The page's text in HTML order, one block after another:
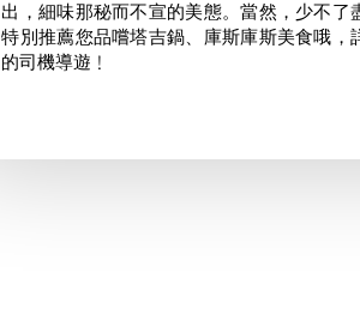
出，細味那秘而不宣的美態。當然，少不了
特別推薦您品嚐塔吉鍋、庫斯庫斯美食哦，
的司機導遊﹗